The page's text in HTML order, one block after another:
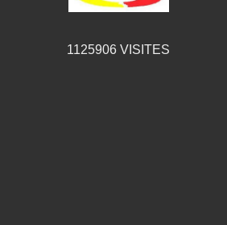
1125906 VISITES